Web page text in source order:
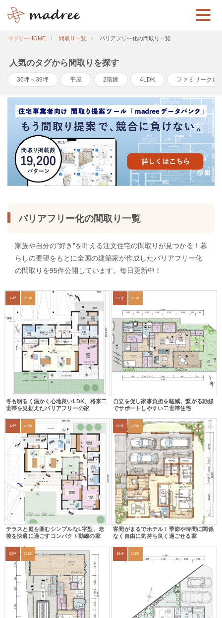
マドリーHOME 間取り一覧 バリアフリー化の間取り一覧
人気のタグから間取りを探す
36坪～39坪 平屋 2階建 4LDK ファミリークロ
バリアフリー化の間取り一覧
家族や自分の”好き”を叶える注文住宅の間取りが見つかる！暮
らしの要望をもとに全国の建築家が作成したバリアフリー化
の間取りを95件公開しています。毎日更新中！
36坪 4LDK
冬も明るく温かく心地良いLDK、将来二
世帯を見据えたバリアフリーの家
37坪 4LDK
自立を促し家事負担を軽減、繋がる動線
でサポートしやすい二世帯住宅
32坪 4LDK
テラスと庭を囲むシンプルなL字型、老
後を快適に過ごすコンパクト動線の家
60坪 3LDK
客間がまるでホテル！季節や時間に関係
なく自由に気持ち良く過ごせる家
33坪 2LDK 39坪 1LDK